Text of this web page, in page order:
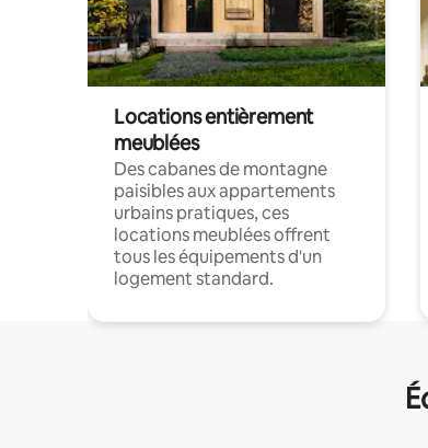
Locations entièrement
meublées
Des cabanes de montagne
paisibles aux appartements
urbains pratiques, ces
locations meublées offrent
tous les équipements d'un
logement standard.